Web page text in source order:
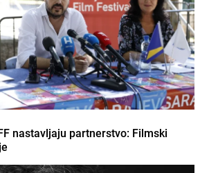
nastavljaju partnerstvo: Filmski